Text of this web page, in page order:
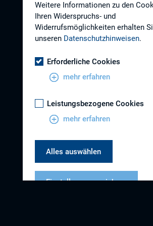
Weitere Informationen zu den
Ihren Widerspruchs- und
Widerrufsmöglichkeiten erhalten
unseren Datenschutzhinweisen.
Erforderliche Cookies
mehr erfahren
Leistungsbezogene Cookies
mehr erfahren
Alles auswählen
Einstellungen speichern